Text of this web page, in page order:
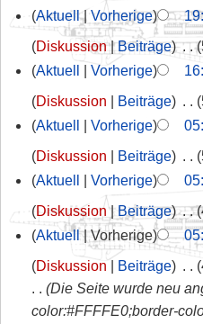
Aktuell
Vorherige
Diskussion
Beiträge ‎
Aktuell
Vorherige
Diskussion
Beiträge
Aktuell
Vorherige
Diskussion
Beiträge
Aktuell
Vorherige
Diskussion
Beiträge ‎
Aktuell
Vorherige
Diskussion
Beiträge
Die Seite wurde neu
color:#FFFFE0;border-